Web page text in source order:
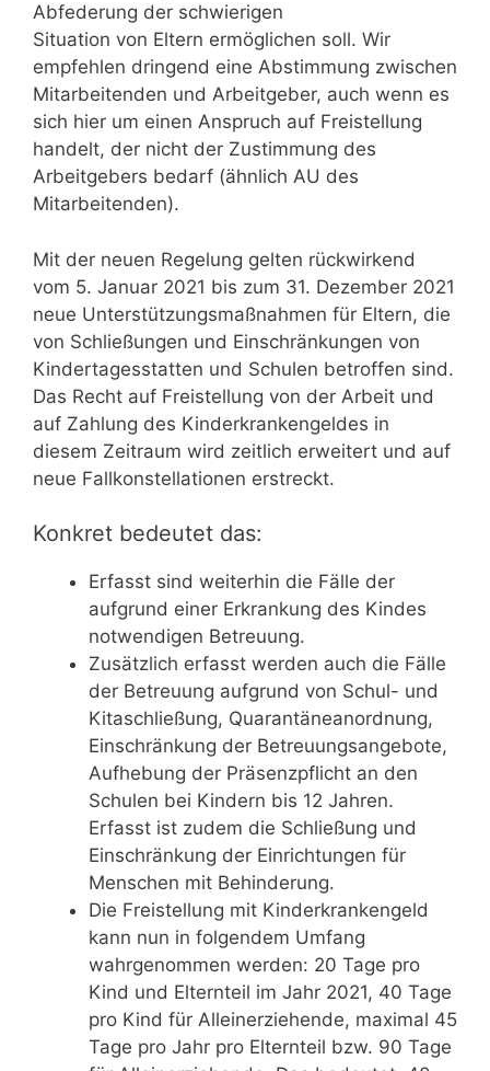
Abfederung der schwierigen
Situation von Eltern ermöglichen soll. Wir
empfehlen dringend eine Abstimmung zwischen
Mitarbeitenden und Arbeitgeber, auch wenn es
sich hier um einen Anspruch auf Freistellung
handelt, der nicht der Zustimmung des
Arbeitgebers bedarf (ähnlich AU des
Mitarbeitenden).
Mit der neuen Regelung gelten rückwirkend
vom 5. Januar 2021 bis zum 31. Dezember 2021
neue Unterstützungsmaßnahmen für Eltern, die
von Schließungen und Einschränkungen von
Kindertagesstatten und Schulen betroffen sind.
Das Recht auf Freistellung von der Arbeit und
auf Zahlung des Kinderkrankengeldes in
diesem Zeitraum wird zeitlich erweitert und auf
neue Fallkonstellationen erstreckt.
Konkret bedeutet das:
Erfasst sind weiterhin die Fälle der
aufgrund einer Erkrankung des Kindes
notwendigen Betreuung.
Zusätzlich erfasst werden auch die Fälle
der Betreuung aufgrund von Schul- und
Kitaschließung, Quarantäneanordnung,
Einschränkung der Betreuungsangebote,
Aufhebung der Präsenzpflicht an den
Schulen bei Kindern bis 12 Jahren.
Erfasst ist zudem die Schließung und
Einschränkung der Einrichtungen für
Menschen mit Behinderung.
Die Freistellung mit Kinderkrankengeld
kann nun in folgendem Umfang
wahrgenommen werden: 20 Tage pro
Kind und Elternteil im Jahr 2021, 40 Tage
pro Kind für Alleinerziehende, maximal 45
Tage pro Jahr pro Elternteil bzw. 90 Tage